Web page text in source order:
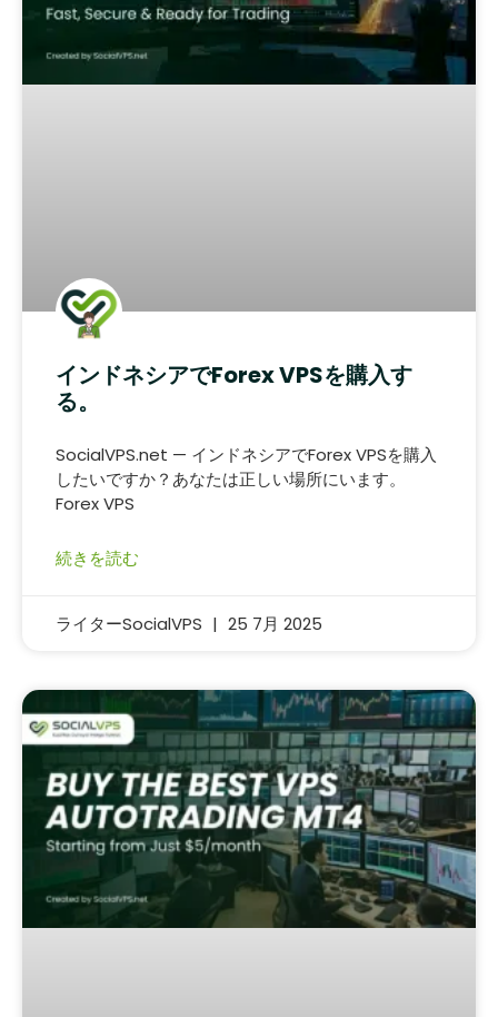
インドネシアでForex VPSを購入す
る。
SocialVPS.net — インドネシアでForex VPSを購入
したいですか？あなたは正しい場所にいます。
Forex VPS
続きを読む
ライターSocialVPS 25 7月 2025